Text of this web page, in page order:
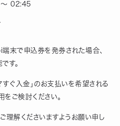
02:45
末で申込券を発券された場合、
す。
すぐ入金」のお支払いを希望される
ご検討ください。
理解くださいますようお願い申し